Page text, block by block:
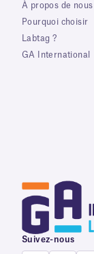
À propos de nous
Pourquoi choisir
Labtag ?
GA International
Suivez-nous